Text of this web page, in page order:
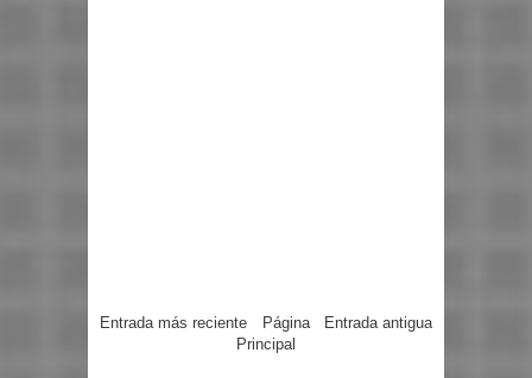
Entrada más reciente Entrada antigua
Página
Principal